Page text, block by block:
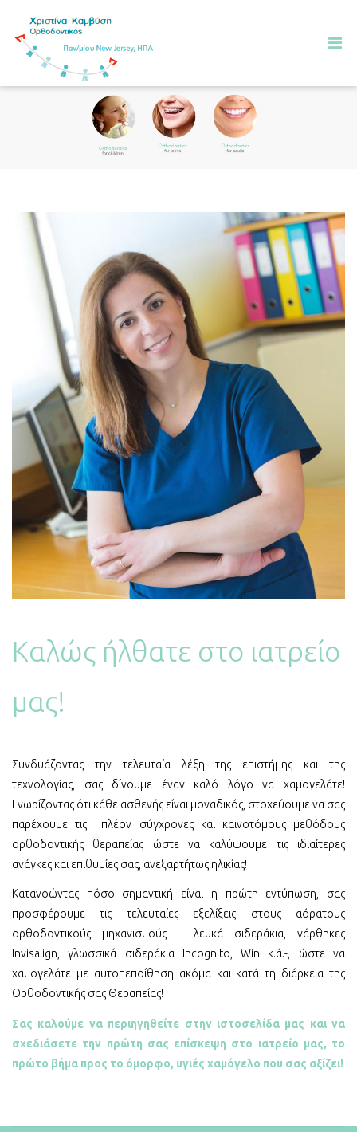
Καλώς ήλθατε στο ιατρείο
μας!
Συνδυάζοντας την τελευταία λέξη της επιστήμης και της
τεχνολογίας, σας δίνουμε έναν καλό λόγο να χαμογελάτε!
Γνωρίζοντας ότι κάθε ασθενής είναι μοναδικός, στοχεύουμε να σας
παρέχουμε τις πλέον σύγχρονες και καινοτόμους μεθόδους
ορθοδοντικής θεραπείας ώστε να καλύψουμε τις ιδιαίτερες
ανάγκες και επιθυμίες σας, ανεξαρτήτως ηλικίας!
Κατανοώντας πόσο σημαντική είναι η πρώτη εντύπωση, σας
προσφέρουμε τις τελευταίες εξελίξεις στους αόρατους
ορθοδοντικούς μηχανισμούς – λευκά σιδεράκια, νάρθηκες
Invisalign, γλωσσικά σιδεράκια Incognito, Win κ.ά.-, ώστε να
χαμογελάτε με αυτοπεποίθηση ακόμα και κατά τη διάρκεια της
Ορθοδοντικής σας Θεραπείας!
Σας καλούμε να περιηγηθείτε στην ιστοσελίδα μας και να
σχεδιάσετε την πρώτη σας επίσκεψη στο ιατρείο μας, το
πρώτο βήμα προς το όμορφο, υγιές χαμόγελο που σας αξίζει!